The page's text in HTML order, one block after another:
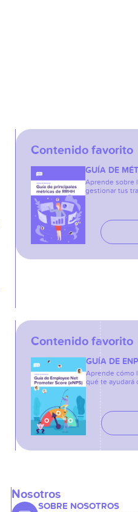
Contenido favorito
GUÍA DE
Aprende sobre
gestionar tus
Contenido favorito
GUÍA DE
Aprende cómo
qué te ayudará
Nosotros
SOBRE NOSOTROS